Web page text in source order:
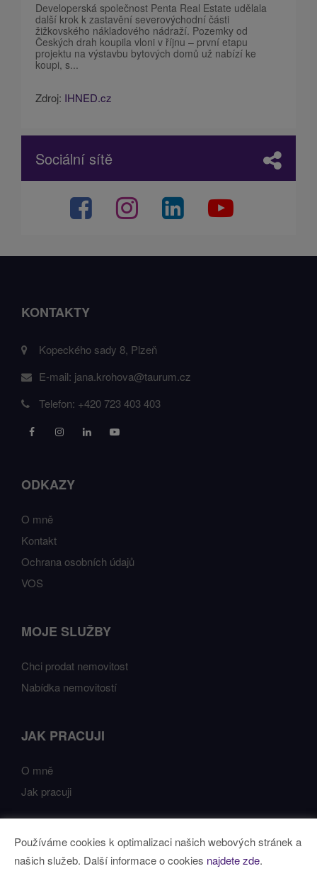
Developerská společnost Penta Real Estate udělala
další krok k zastavění severovýchodní části
žižkovského nákladového nádraží. Pozemky od
Českých drah koupila vloni v říjnu – první etapu
projektu na výstavbu bytových domů už nabízí ke
koupi, s...
Zdroj: IHNED.cz
Sociální sítě
KONTAKTY
Kopeckého sady 8, Plzeň
E-mail: jana.krohova@taurum.cz
Telefon: +420 723 403 403
ODKAZY
O mně
Kontakt
Ochrana osobních údajů
VOS
MOJE SLUŽBY
Chci prodat nemovitost
Nabídka nemovitostí
JAK PRACUJI
O mně
Jak pracuji
Vytvořeno v systémuCHYTRÝ WEB MAKLÉŘE
Používáme cookies k optimalizaci našich webových stránek a
našich služeb. Další informace o cookies najdete zde.